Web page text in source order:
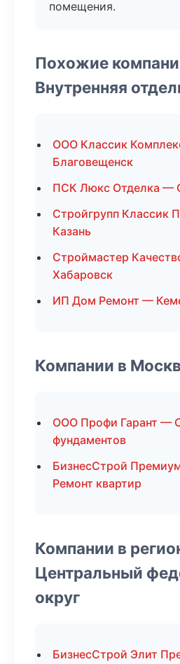
помещения.
Похожие
Внутренняя
ООО Классик
Благовещенск
ПСК Люкс Отделка —
Стройгрупп Классик
Казань
Строймастер
Хабаровск
ИП Дом Ремонт —
Компании в
ООО Профи Гарант —
фундаментов
БизнесСтрой
Ремонт квартир
Компании в
Центральный
округ
БизнесСтрой Элит